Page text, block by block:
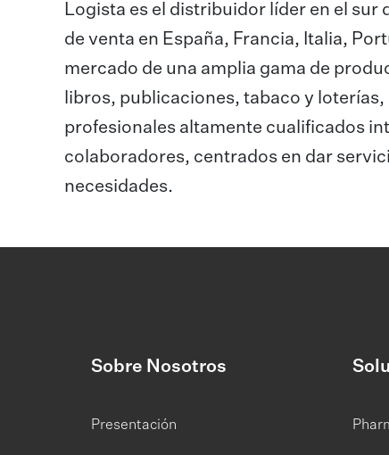
Logista es el distribuidor líder en el
de venta en España, Francia, Italia,
mercado de una amplia gama de
libros, publicaciones, tabaco y
profesionales altamente cualificados
colaboradores, centrados en dar
necesidades.
Sobre Nosotros
Presentación